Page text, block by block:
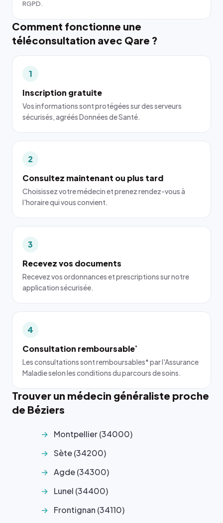
RGPD.
Comment fonctionne une
téléconsultation avec Qare ?
1
Inscription gratuite
Vos informations sont protégées sur des serveurs
sécurisés, agréés Données de Santé.
2
Consultez maintenant ou plus tard
Choisissez votre médecin et prenez rendez-vous à
l'horaire qui vous convient.
3
Recevez vos documents
Recevez vos ordonnances et prescriptions sur notre
application sécurisée.
4
Consultation remboursable*
Les consultations sont remboursables* par l'Assurance
Maladie selon les conditions du parcours de soins.
Trouver un médecin généraliste proche
de Béziers
Montpellier (34000)
Sète (34200)
Agde (34300)
Lunel (34400)
Frontignan (34110)